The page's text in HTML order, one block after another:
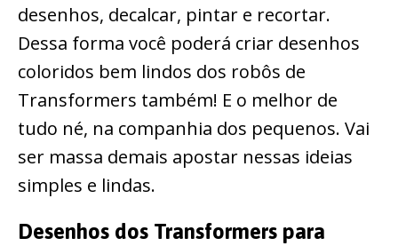
desenhos, decalcar, pintar e recortar.
Dessa forma você poderá criar desenhos
coloridos bem lindos dos robôs de
Transformers também! E o melhor de
tudo né, na companhia dos pequenos. Vai
ser massa demais apostar nessas ideias
simples e lindas.
Desenhos dos Transformers para